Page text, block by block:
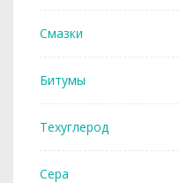
Смазки
Битумы
Техуглерод
Сера